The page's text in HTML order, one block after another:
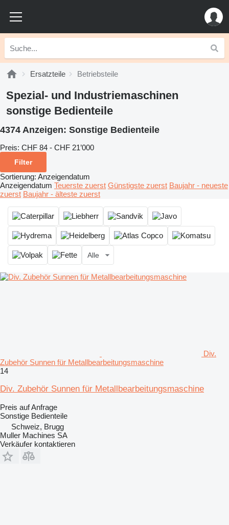
Ersatzteile Betriebsteile
Spezial- und Industriemaschinen
sonstige Bedienteile
4374 Anzeigen: Sonstige Bedienteile
Preis: CHF 84 - CHF 21’000
Filter
Sortierung: Anzeigendatum
Anzeigendatum Teuerste zuerst Günstigste zuerst Baujahr - neueste
zuerst Baujahr - älteste zuerst
Alle
Div.
Zubehör Sunnen für Metallbearbeitungsmaschine
14
Div. Zubehör Sunnen für Metallbearbeitungsmaschine
Preis auf Anfrage
Sonstige Bedienteile
Schweiz, Brugg
Muller Machines SA
Verkäufer kontaktieren